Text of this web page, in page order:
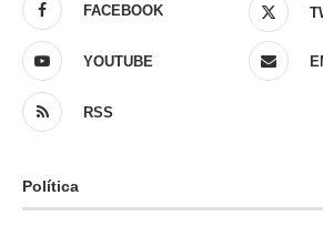
FACEBOOK
YOUTUBE
RSS
Política